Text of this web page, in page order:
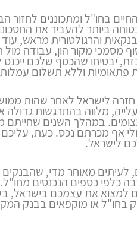
בחו"ל ומתכוננים לחזור
ביותר להעביר את
והרגולטורית מראש,
מסמכי מקור הון, עבודה
יבטיחו שהכסף שלכם
פתאומיות וללא תשלום
לישראל לאחר שהות
מלווה בהתרגשות גדולה
עצומים. במהלך השנים
אף מכרתם נכס. כעת,
לישראל.
לעיתים מאוחר מדי,
כלפי כספים הנכנסים מחו"ל.
למצוא את עצמכם בישראל,
בחו"ל או מוקפאים בבנק